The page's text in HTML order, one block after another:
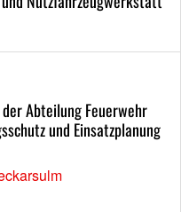
Abteilung Feuerwehr
und Einsatzplanung